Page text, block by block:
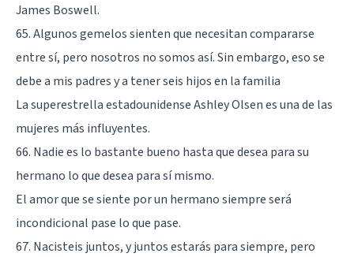
James Boswell.
65. Algunos gemelos sienten que necesitan compararse
entre sí, pero nosotros no somos así. Sin embargo, eso se
debe a mis padres y a tener seis hijos en la familia
La superestrella estadounidense Ashley Olsen es una de las
mujeres más influyentes.
66. Nadie es lo bastante bueno hasta que desea para su
hermano lo que desea para sí mismo.
El amor que se siente por un hermano siempre será
incondicional pase lo que pase.
67. Nacisteis juntos, y juntos estarás para siempre, pero